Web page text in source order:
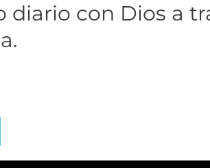
diario con Dios a